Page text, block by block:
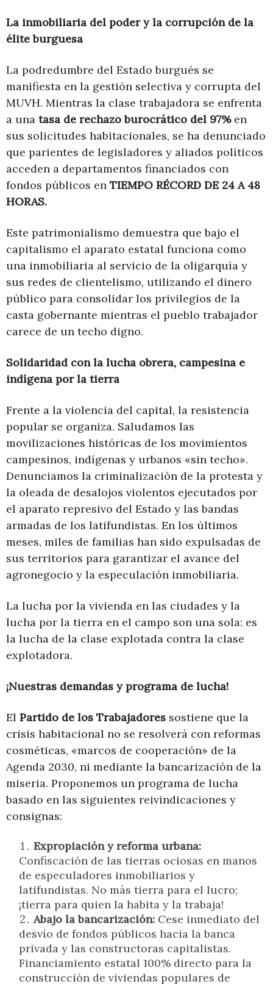
La inmobiliaria del poder y la corrupción de la
élite burguesa
La podredumbre del Estado burgués se
manifiesta en la gestión selectiva y corrupta del
MUVH. Mientras la clase trabajadora se enfrenta
a una tasa de rechazo burocrático del 97%en
sus solicitudes habitacionales, se ha denunciado
que parientes de legisladores y aliados políticos
acceden a departamentos financiados con
fondos públicos en TIEMPO RÉCORD DE 24 A 48
HORAS.
Este patrimonialismo demuestra que bajo el
capitalismo el aparato estatal funciona como
una inmobiliaria al servicio de la oligarquía y
sus redes de clientelismo, utilizando el dinero
público para consolidar los privilegios de la
casta gobernante mientras el pueblo trabajador
carece de un techo digno.
Solidaridad con la lucha obrera, campesina e
indígena por la tierra
Frente a la violencia del capital, la resistencia
popular se organiza. Saludamos las
movilizaciones históricas de los movimientos
campesinos, indígenas y urbanos «sin techo».
Denunciamos la criminalización de la protesta y
la oleada de desalojos violentos ejecutados por
el aparato represivo del Estado y las bandas
armadas de los latifundistas. En los últimos
meses, miles de familias han sido expulsadas de
sus territorios para garantizar el avance del
agronegocio y la especulación inmobiliaria.
La lucha por la vivienda en las ciudades y la
lucha por la tierra en el campo son una sola: es
la lucha de la clase explotada contra la clase
explotadora.
¡Nuestras demandas y programa de lucha!
El Partido de los Trabajadores sostiene que la
crisis habitacional no se resolverá con reformas
cosméticas, «marcos de cooperación» de la
Agenda 2030, ni mediante la bancarización de la
miseria. Proponemos un programa de lucha
basado en las siguientes reivindicaciones y
consignas:
Expropiación y reforma urbana:
Confiscación de las tierras ociosas en manos
de especuladores inmobiliarios y
latifundistas. No más tierra para el lucro;
¡tierra para quien la habita y la trabaja!
Abajo la bancarización: Cese inmediato del
desvío de fondos públicos hacia la banca
privada y las constructoras capitalistas.
Financiamiento estatal 100% directo para la
construcción de viviendas populares de